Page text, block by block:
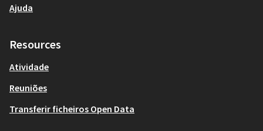
Ajuda
Resources
Atividade
Reuniões
Transferir ficheiros Open Data